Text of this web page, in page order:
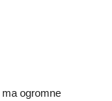
ogromne